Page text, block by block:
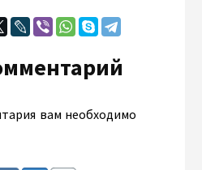
вам необходимо